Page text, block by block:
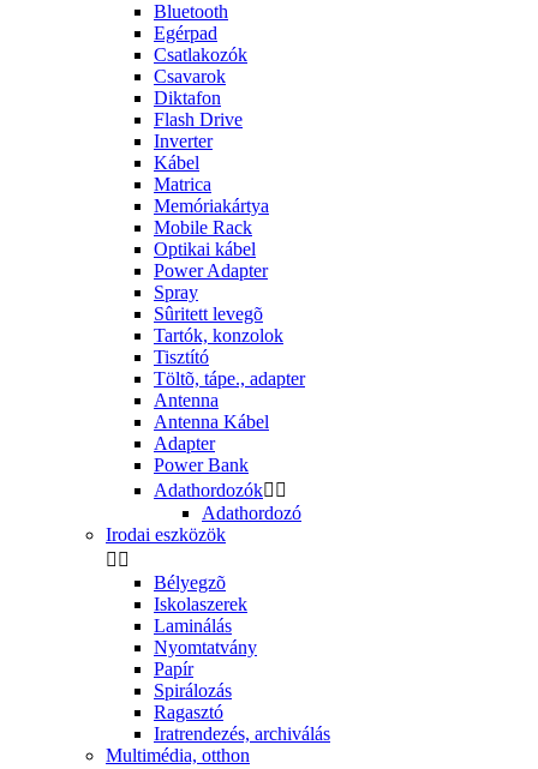
Bluetooth
Egérpad
Csatlakozók
Csavarok
Diktafon
Flash Drive
Inverter
Kábel
Matrica
Memóriakártya
Mobile Rack
Optikai kábel
Power Adapter
Spray
Sûritett levegõ
Tartók, konzolok
Tisztító
Töltõ, tápe., adapter
Antenna
Antenna Kábel
Adapter
Power Bank
Adathordozók 
Adathordozó
Irodai eszközök
 
Bélyegzõ
Iskolaszerek
Laminálás
Nyomtatvány
Papír
Spirálozás
Ragasztó
Iratrendezés, archiválás
Multimédia, otthon